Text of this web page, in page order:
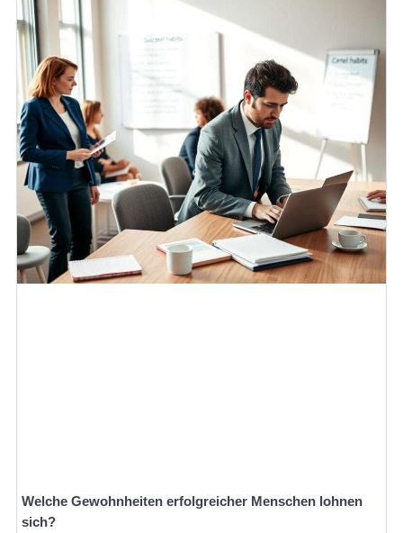
Welche Gewohnheiten erfolgreicher Menschen lohnen
sich?